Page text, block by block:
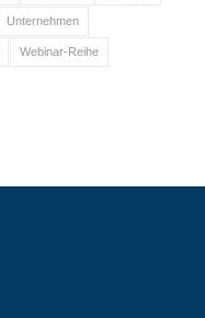
Unternehmen
Webinar-Reihe